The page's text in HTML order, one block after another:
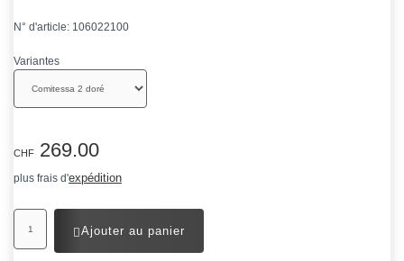
N° d'article: 106022100
Variantes
CHF 269.00
plus frais d'expédition
Ajouter au panier